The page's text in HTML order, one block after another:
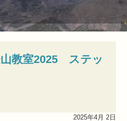
教室2025 ステッ
2025年4月 2日